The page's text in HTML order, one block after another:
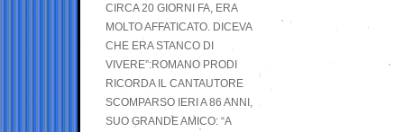
CIRCA 20 GIORNI FA, ERA
MOLTO AFFATICATO. DICEVA
CHE ERA STANCO DI
VIVERE”:ROMANO PRODI
RICORDA IL CANTAUTORE
SCOMPARSO IERI A 86 ANNI,
SUO GRANDE AMICO: “A